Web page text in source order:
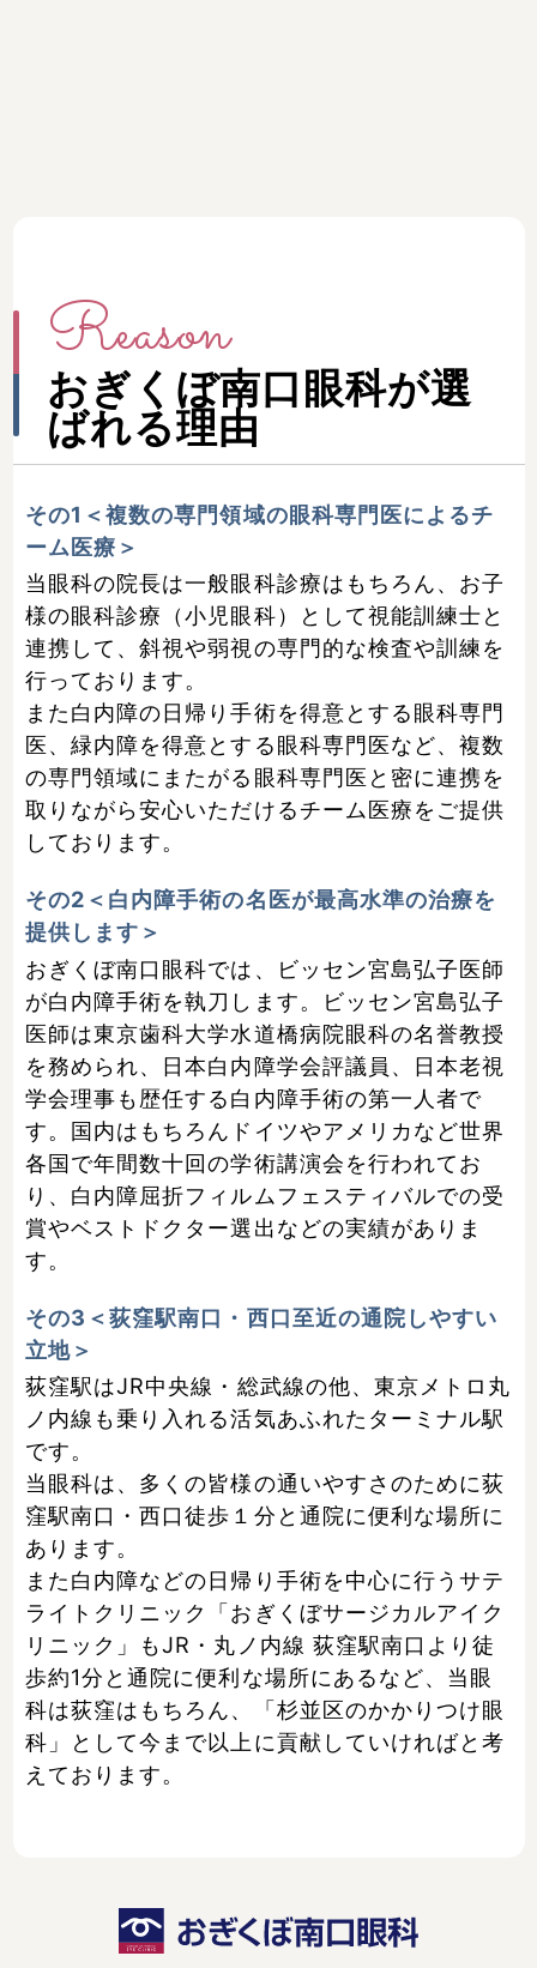
Reason
おぎくぼ南口眼科が選
ばれる理由
その1＜複数の専門領域の眼科専門医によるチ
ーム医療＞
当眼科の院長は一般眼科診療はもちろん、お子
様の眼科診療（小児眼科）として視能訓練士と
連携して、斜視や弱視の専門的な検査や訓練を
行っております。
また白内障の日帰り手術を得意とする眼科専門
医、緑内障を得意とする眼科専門医など、複数
の専門領域にまたがる眼科専門医と密に連携を
取りながら安心いただけるチーム医療をご提供
しております。
その2＜白内障手術の名医が最高水準の治療を
提供します＞
おぎくぼ南口眼科では、ビッセン宮島弘子医師
が白内障手術を執刀します。ビッセン宮島弘子
医師は東京歯科大学水道橋病院眼科の名誉教授
を務められ、日本白内障学会評議員、日本老視
学会理事も歴任する白内障手術の第一人者で
す。国内はもちろんドイツやアメリカなど世界
各国で年間数十回の学術講演会を行われてお
り、白内障屈折フィルムフェスティバルでの受
賞やベストドクター選出などの実績がありま
す。
その3＜荻窪駅南口・西口至近の通院しやすい
立地＞
荻窪駅はJR中央線・総武線の他、東京メトロ丸
ノ内線も乗り入れる活気あふれたターミナル駅
です。
当眼科は、多くの皆様の通いやすさのために荻
窪駅南口・西口徒歩１分と通院に便利な場所に
あります。
また白内障などの日帰り手術を中心に行うサテ
ライトクリニック「おぎくぼサージカルアイク
リニック」もJR・丸ノ内線 荻窪駅南口より徒
歩約1分と通院に便利な場所にあるなど、当眼
科は荻窪はもちろん、「杉並区のかかりつけ眼
科」として今まで以上に貢献していければと考
えております。